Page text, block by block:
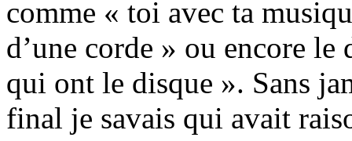
comme « toi avec ta
d’une corde » ou encore
qui ont le disque ». Sans
final je savais qui avait